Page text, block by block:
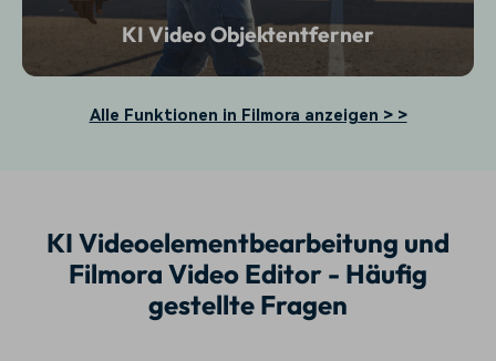
KI Video Objektentferner
Alle Funktionen in Filmora anzeigen > >
KI Videoelementbearbeitung und
Filmora Video Editor - Häufig
gestellte Fragen